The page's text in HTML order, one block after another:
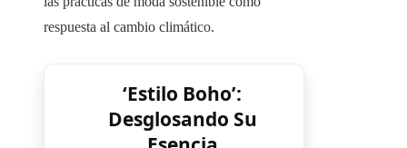
respuesta al cambio climático.
‘Estilo Boho’:
Desglosando Su